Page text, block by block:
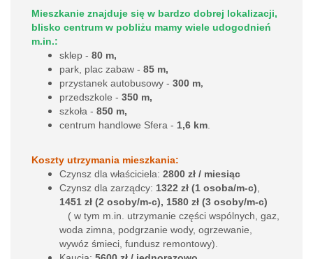
Mieszkanie znajduje się w bardzo dobrej lokalizacji,
blisko centrum w pobliżu mamy wiele udogodnień
m.in.:
sklep - 80 m,
park, plac zabaw - 85 m,
przystanek autobusowy - 300 m,
przedszkole - 350 m,
szkoła - 850 m,
centrum handlowe Sfera - 1,6 km
Koszty utrzymania mieszkania:
Czynsz dla właściciela: 2800 zł / miesiąc
Czynsz dla zarządcy: 1322 zł (1 osoba/m-c)
1451 zł (2 osoby/m-c), 1580 zł (3 osoby/m-c)
( w tym m.in. utrzymanie części wspólnych, gaz,
woda zimna, podgrzanie wody, ogrzewanie,
wywóz śmieci, fundusz remontowy).